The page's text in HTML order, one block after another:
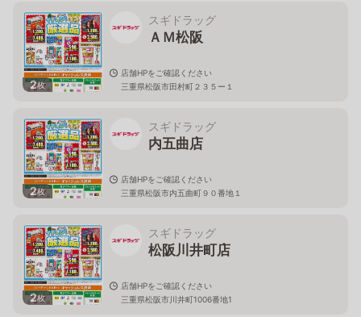
2枚
スギドラッグ
ＡＭ松阪
店舗HPをご確認ください
三重県松阪市田村町２３５ー１
2枚
スギドラッグ
内五曲店
店舗HPをご確認ください
三重県松阪市内五曲町９０番地１
2枚
スギドラッグ
松阪川井町店
店舗HPをご確認ください
三重県松阪市川井町1006番地1